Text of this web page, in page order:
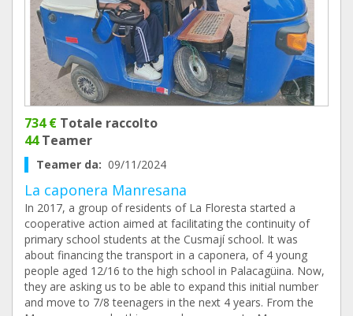
734 € Totale raccolto
44Teamer
Teamer da: 09/11/2024
La caponera Manresana
In 2017, a group of residents of La Floresta started a
cooperative action aimed at facilitating the continuity of
primary school students at the Cusmají school. It was
about financing the transport in a caponera, of 4 young
people aged 12/16 to the high school in Palacagüina. Now,
they are asking us to be able to expand this initial number
and move to 7/8 teenagers in the next 4 years. From the